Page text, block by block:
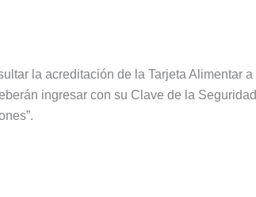
la acreditación de la Tarjeta Alimentar a
ingresar con su Clave de la Seguridad